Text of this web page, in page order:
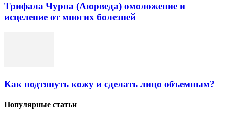
Трифала Чурна (Аюрведа) омоложение и
исцеление от многих болезней
Как подтянуть кожу и сделать лицо объемным?
Популярные статьи